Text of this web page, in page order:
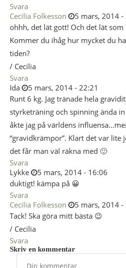
Svara
Cecilia Folkesson
5 mars, 2014 -
ohhh, det lät gott! Och det lät
Kommer du ihåg hur mycket du
tiden?
/ Cecilia
Svara
Ida
5 mars, 2014 - 22:21
Runt 6 kg. Jag tränade hela
styrketräning och spinning ända
åkte jag på världens
“gravidkrämpor”. Klart det var
det får man väl räkna med 🙂
Svara
Lykke
5 mars, 2014 - 16:06
duktigt! kämpa på 😀
Svara
Cecilia Folkesson
5 mars, 2014 -
Tack! Ska göra mitt bästa 😉
/ Cecilia
Svara
Skriv en kommentar